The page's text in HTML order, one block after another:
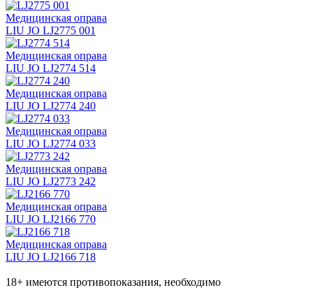
Медицинская оправа
LIU JO LJ2775 001
Медицинская оправа
LIU JO LJ2774 514
Медицинская оправа
LIU JO LJ2774 240
Медицинская оправа
LIU JO LJ2774 033
Медицинская оправа
LIU JO LJ2773 242
Медицинская оправа
LIU JO LJ2166 770
Медицинская оправа
LIU JO LJ2166 718
18+ имеются противопоказания, необходимо